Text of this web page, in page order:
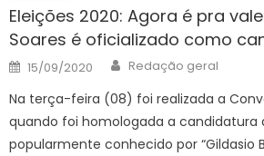
Eleições 2020: Agora é pra
Soares é oficializado como
Posted
on
15/09/2020 Author
Redação geral
Na terça-feira (08) foi realizada a
quando foi homologada a candidatura
popularmente conhecido por “Gildasio